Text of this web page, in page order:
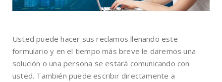
Usted puede hacer sus reclamos llenando este
formulario y en el tiempo más breve le daremos una
solución o una persona se estará comunicando con
usted. También puede escribir directamente a